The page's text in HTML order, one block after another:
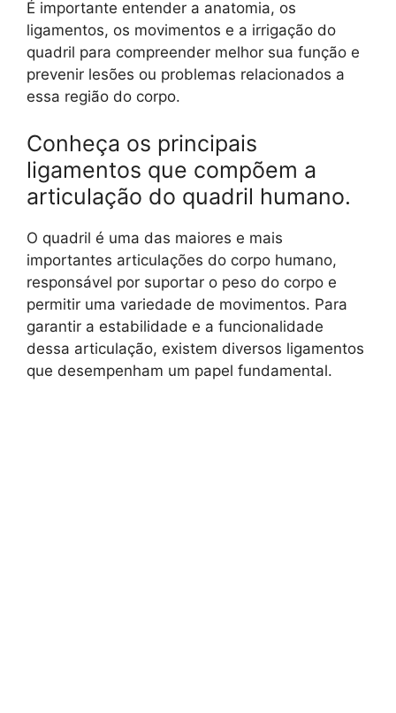
É importante entender a anatomia, os
ligamentos, os movimentos e a irrigação do
quadril para compreender melhor sua função e
prevenir lesões ou problemas relacionados a
essa região do corpo.
Conheça os principais
ligamentos que compõem a
articulação do quadril humano.
O quadril é uma das maiores e mais
importantes articulações do corpo humano,
responsável por suportar o peso do corpo e
permitir uma variedade de movimentos. Para
garantir a estabilidade e a funcionalidade
dessa articulação, existem diversos ligamentos
que desempenham um papel fundamental.